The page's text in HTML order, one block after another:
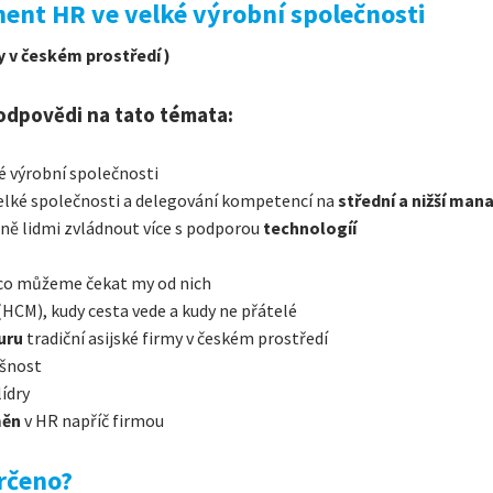
HR ve velké výrobní společnosti
v českém prostředí )
na tato témata:
výrobní společnosti
společnosti a delegování kompetencí na střední a nižší
lidmi zvládnout více s podporou technologíí
můžeme čekat my od nich
kudy cesta vede a kudy ne přátelé
tradiční asijské firmy v českém prostředí
v HR napříč firmou